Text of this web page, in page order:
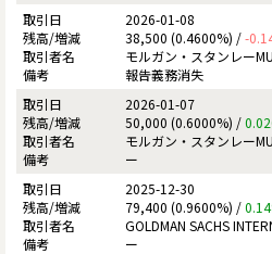
2026-01-08
38,500 (0.4600%) /-
モルガン・スタンレー
報告義務消失
2026-01-07
50,000 (0.6000%) /
モルガン・スタンレー
ー
2025-12-30
79,400 (0.9600%) /
GOLDMAN SACHS
ー